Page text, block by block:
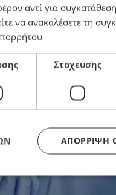
αντί για
να ανακαλέσετε τη
Στοχευσης
ΑΠΌΡΡΙΨΗ